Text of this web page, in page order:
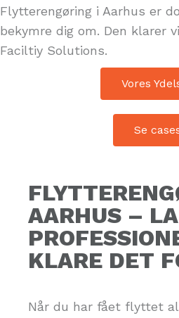
Flytterengøring i Aarhus er
bekymre dig om. Den klarer
Faciltiy Solutions.
Vores
Se
AARHUS –
KLARE DET
Når du har fået flyttet